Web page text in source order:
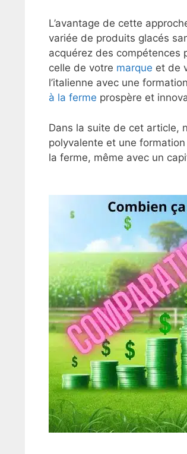
L’avantage de cette
variée de produits glacés
acquérez des compétences
celle de votre marque et de
l’italienne avec une
à la ferme prospère et
Dans la suite de cet article,
polyvalente et une
la ferme, même avec un